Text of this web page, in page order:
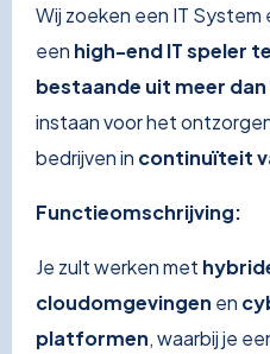
Wij zoeken een IT System
een high-end IT speler
bestaande uit meer dan
instaan voor het
bedrijven in continuïteit
Functieomschrijving:
Je zult werken met
cloudomgevingen en
platformen, waarbij je